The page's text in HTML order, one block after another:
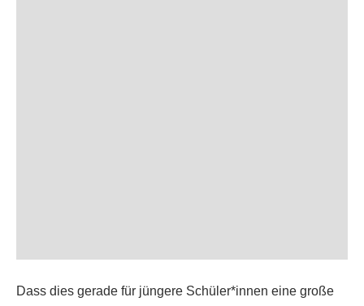
Dass dies gerade für jüngere Schüler*innen eine große